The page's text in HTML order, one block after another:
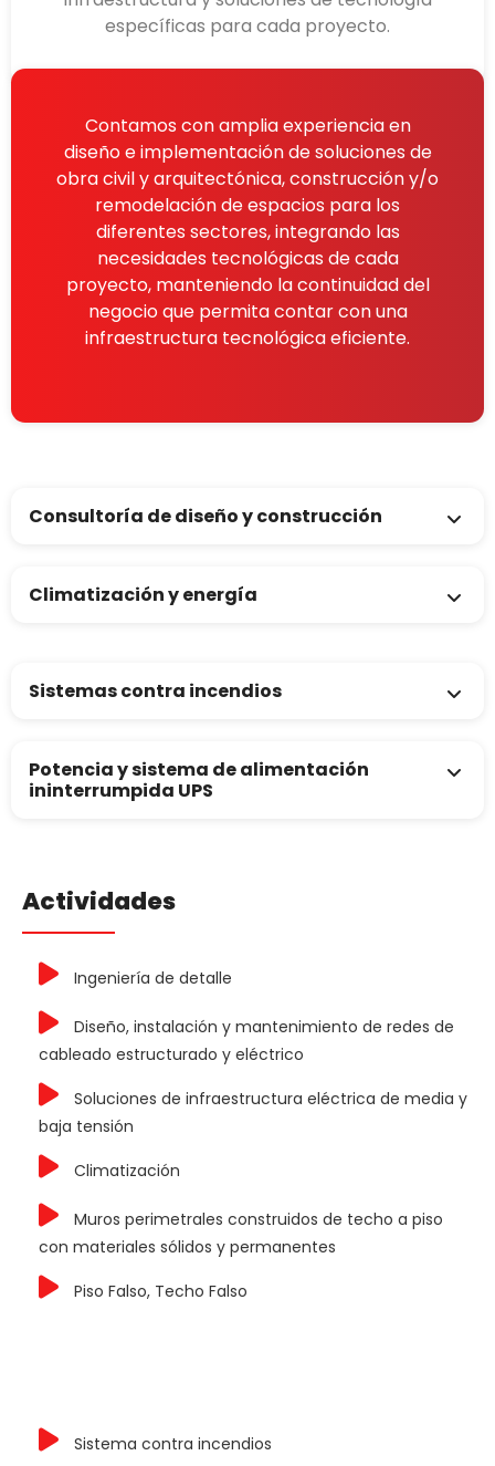
específicas para cada proyecto.
Contamos con amplia experiencia en
diseño e implementación de soluciones de
obra civil y arquitectónica, construcción y/o
remodelación de espacios para los
diferentes sectores, integrando las
necesidades tecnológicas de cada
proyecto, manteniendo la continuidad del
negocio que permita contar con una
infraestructura tecnológica eficiente.
Consultoría de diseño y construcción
Climatización y energía
Sistemas contra incendios
Potencia y sistema de alimentación
ininterrumpida UPS
Actividades
Ingeniería de detalle
Diseño, instalación y mantenimiento de redes de
cableado estructurado y eléctrico
Soluciones de infraestructura eléctrica de media y
baja tensión
Climatización
Muros perimetrales construidos de techo a piso
con materiales sólidos y permanentes
Piso Falso, Techo Falso
Sistema contra incendios